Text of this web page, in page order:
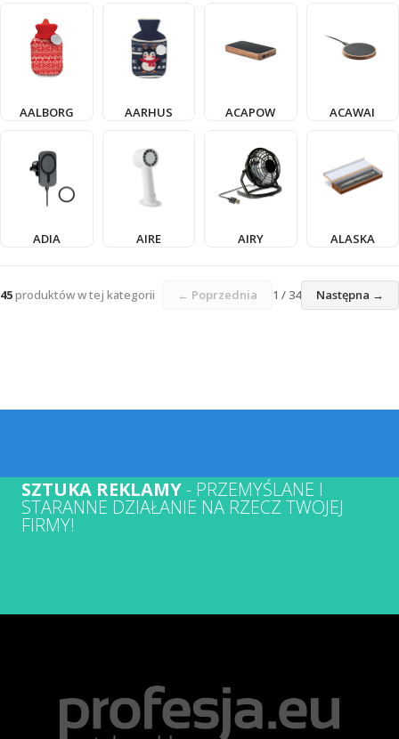
AALBORG AARHUS ACAPOW ACAWAI
ADIA AIRE AIRY ALASKA
45produktów w tej kategorii ← Poprzednia 1 / 34 Następna →
SZTUKA REKLAMY- PRZEMYŚLANE I
STARANNE DZIAŁANIE NA RZECZ TWOJEJ
FIRMY!